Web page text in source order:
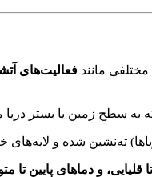
مانند فعالیت‌های
به سطح زمین یا بستر
ته‌نشین شده و